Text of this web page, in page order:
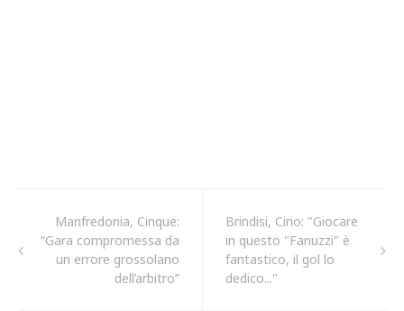
Manfredonia, Cinque:
“Gara compromessa da
un errore grossolano
dell’arbitro”
Brindisi, Cirio: "Giocare
in questo "Fanuzzi" è
fantastico, il gol lo
dedico..."